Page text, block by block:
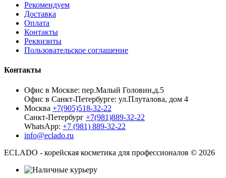
Рекомендуем
Доставка
Оплата
Контакты
Реквизиты
Пользовательское соглашение
Контакты
Офис в Москве: пер.Малый Головин,д.5
Офис в Санкт-Петербурге: ул.Плуталова, дом 4
Москва +7(905)518-32-22
Санкт-Петербург +7(981)889-32-22
WhatsApp: +7 (981) 889-32-22
info@eclado.ru
ECLADO - корейская косметика для профессионалов © 2026